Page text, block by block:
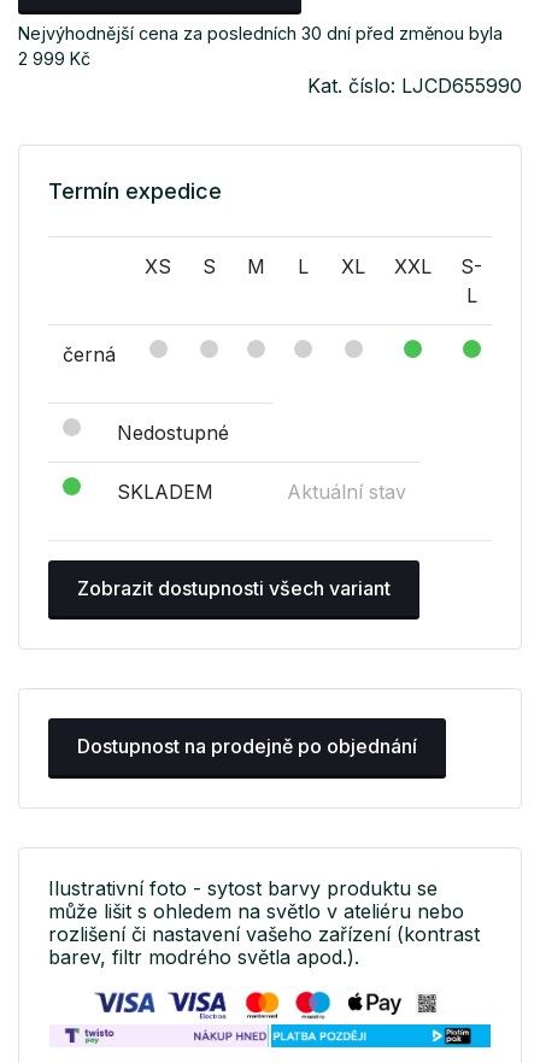
Nejvýhodnější cena za posledních 30 dní před změnou byla
2 999 Kč
Kat. číslo: LJCD655990
Termín expedice
XS S M L XL XXL
S-
L
černá
Nedostupné
SKLADEM Aktuální stav
Zobrazit dostupnosti všech variant
Dostupnost na prodejně po objednání
Ilustrativní foto - sytost barvy produktu se
může lišit s ohledem na světlo v ateliéru nebo
rozlišení či nastavení vašeho zařízení (kontrast
barev, filtr modrého světla apod.).